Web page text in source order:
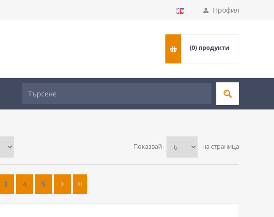
Профил
(0) продукти
Показвай на страница
3 4 5